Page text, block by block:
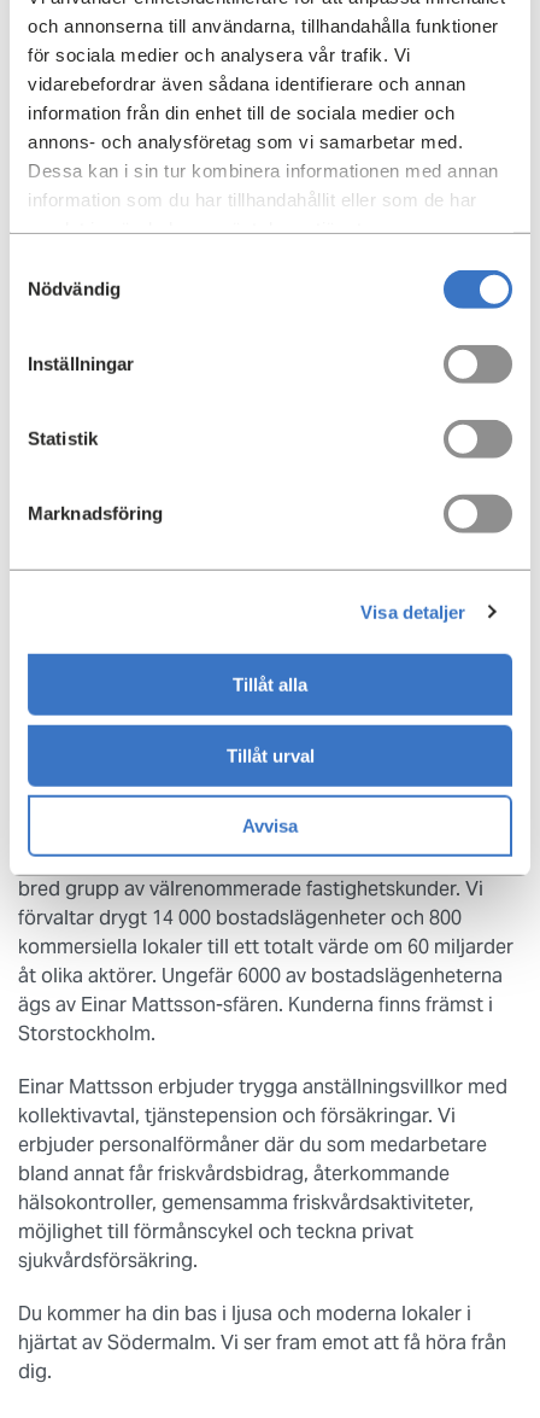
och annonserna till användarna, tillhandahålla funktioner
för sociala medier och analysera vår trafik. Vi
vidarebefordrar även sådana identifierare och annan
information från din enhet till de sociala medier och
annons- och analysföretag som vi samarbetar med.
Dessa kan i sin tur kombinera informationen med annan
information som du har tillhandahållit eller som de har
Nödvändig
Inställningar
Statistik
Marknadsföring
Visa detaljer
Tillåt alla
Tillåt urval
Avvisa
driva värdeskapande och uppnå resultat i dina uppdrag
• relationsskapande, med god förmåga att bygga och
utveckla förtroendefulla relationer med kunder, kollegor
och leverantörer
• strukturerad och lösningsorienterad med förmåga att
planera, prioritera och följa upp
I denna rekrytering samarbetar Einar Mattsson med
Bergendorffjohanna@bonobo.se
på 070-946 33 73
eller Charles Mellin på 070-959 77 39. Urvalet av
Välkommen in med din ansökan!
Om oss
Vi erbjuder en arbetsplats där du får stora möjligheter
karriärutveckling med tillgång till koncernens breda och
djupa kunskap. Du kommer till ett långsiktigt familjeägt
bolag med rötterna i en entreprenörskultur som
värdesätter din omtänksamhet, framåtanda och ditt
engagemang. Efter 90 år i branschen säger något om
Förvaltningsbolaget erbjuder tillgång att arbeta med en
bred grupp av välrenommerade fastighetskunder. Vi
förvaltar drygt 14 000 bostadslägenheter och 800
kommersiella lokaler till ett totalt värde om 60 miljarder
åt olika aktörer. Ungefär 6000 av bostadslägenheterna
ägs av Einar Mattsson-sfären. Kunderna finns främst i
Storstockholm.
Einar Mattsson erbjuder trygga anställningsvillkor med
kollektivavtal, tjänstepension och försäkringar. Vi
erbjuder personalförmåner där du som medarbetare
bland annat får friskvårdsbidrag, återkommande
hälsokontroller, gemensamma friskvårdsaktiviteter,
möjlighet till förmånscykel och teckna privat
sjukvårdsförsäkring.
Du kommer ha din bas i ljusa och moderna lokaler i
hjärtat av Södermalm. Vi ser fram emot att få höra från
dig.